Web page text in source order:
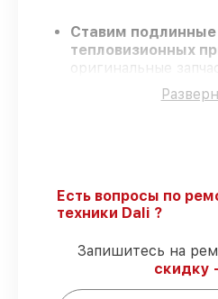
Ставим подлинные
тепловизионных
оригинальные
Опытные
тепловизионных
бесконечных
работ и
тепловизионных
Есть вопросы по
техники Dali ?
Запишитесь на
скидку